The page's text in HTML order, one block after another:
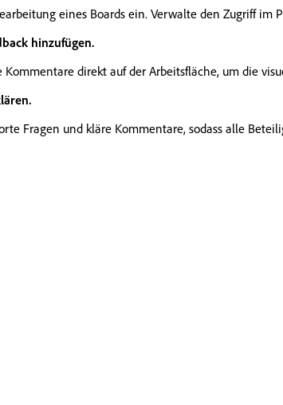
eines Boards ein. Verwalte den Zugriff im
hinzufügen.
direkt auf der Arbeitsfläche, um die
Fragen und kläre Kommentare, sodass alle